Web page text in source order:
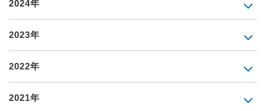
2024年
2023年
2022年
2021年